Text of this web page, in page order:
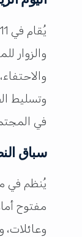
والزوار
وتسليط
في
سباق
مفتوح
وعائلات،